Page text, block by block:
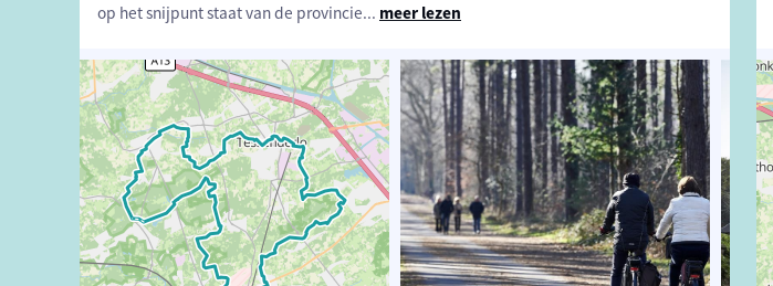
op het snijpunt staat van de provincie... meer lezen